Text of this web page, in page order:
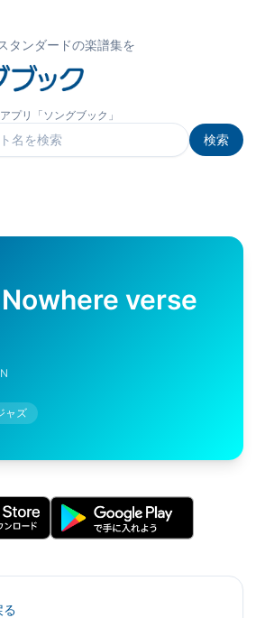
タンダードの楽譜集を
プリ「ソングブック」
検索
verse
ャズ